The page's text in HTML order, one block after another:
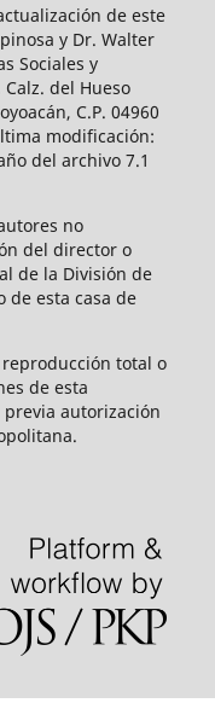
de este
y Dr. Walter
Sociales y
del Hueso
C.P. 04960
modificación:
del archivo 7.1
no
del director o
de la División de
de esta casa de
total o
de esta
autorización